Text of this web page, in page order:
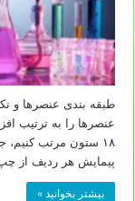
طبقه بندی عنصرها و
۱۸ ستون مرتب
پیمایش هر ردیف از
بیشتر بخوانید »